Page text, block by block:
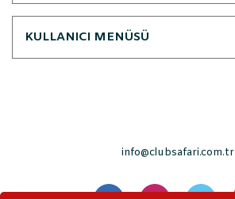
KULLANICI MENÜSÜ
info@clubsafari.com.tr